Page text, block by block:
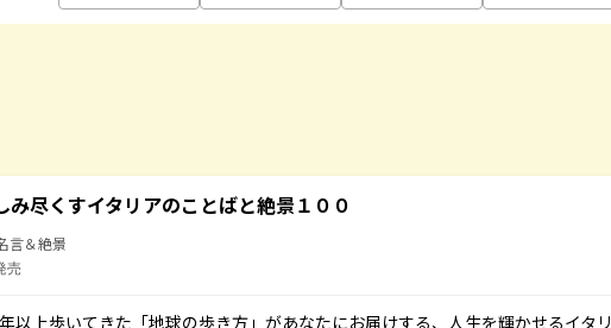
み尽くすイタリアのことばと絶景１００
言＆絶景
売
以上歩いてきた「地球の歩き方」があなたにお届けする、人生を輝かせるイタリ